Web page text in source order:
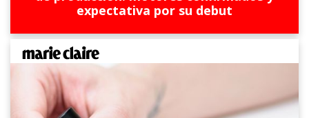
expectativa por su debut